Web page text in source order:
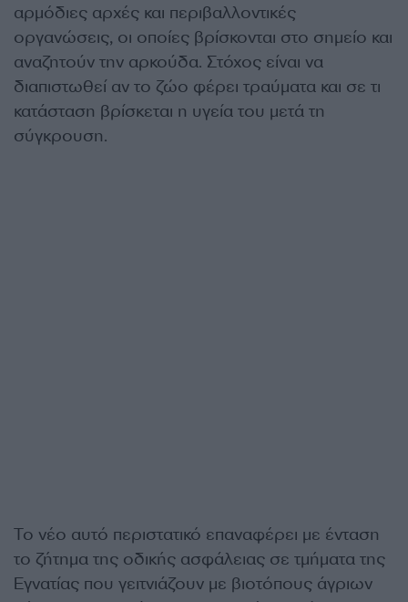
αρμόδιες αρχές και περιβαλλοντικές
οργανώσεις, οι οποίες βρίσκονται στο σημείο και
αναζητούν την αρκούδα. Στόχος είναι να
διαπιστωθεί αν το ζώο φέρει τραύματα και σε τι
κατάσταση βρίσκεται η υγεία του μετά τη
σύγκρουση.
Το νέο αυτό περιστατικό επαναφέρει με ένταση
το ζήτημα της οδικής ασφάλειας σε τμήματα της
Εγνατίας που γειτνιάζουν με βιοτόπους άγριων